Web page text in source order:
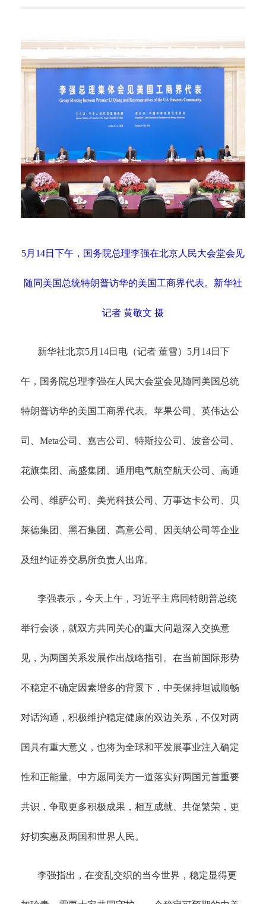
5月14日下午，国务院总理李强在北京人民大会堂会见
随同美国总统特朗普访华的美国工商界代表。新华社
记者 黄敬文 摄
新华社北京5月14日电（记者 董雪）5月14日下
午，国务院总理李强在人民大会堂会见随同美国总统
特朗普访华的美国工商界代表。苹果公司、英伟达公
司、Meta公司、嘉吉公司、特斯拉公司、波音公司、
花旗集团、高盛集团、通用电气航空航天公司、高通
公司、维萨公司、美光科技公司、万事达卡公司、贝
莱德集团、黑石集团、高意公司、因美纳公司等企业
及纽约证券交易所负责人出席。
李强表示，今天上午，习近平主席同特朗普总统
举行会谈，就双方共同关心的重大问题深入交换意
见，为两国关系发展作出战略指引。在当前国际形势
不稳定不确定因素增多的背景下，中美保持坦诚顺畅
对话沟通，积极维护稳定健康的双边关系，不仅对两
国具有重大意义，也将为全球和平发展事业注入确定
性和正能量。中方愿同美方一道落实好两国元首重要
共识，争取更多积极成果，相互成就、共促繁荣，更
好切实惠及两国和世界人民。
李强指出，在变乱交织的当今世界，稳定显得更